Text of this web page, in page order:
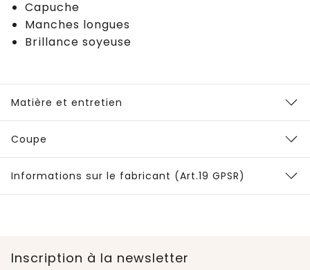
Capuche
Manches longues
Brillance soyeuse
Matière et entretien
Coupe
Informations sur le fabricant (Art.19 GPSR)
Inscription à la newsletter